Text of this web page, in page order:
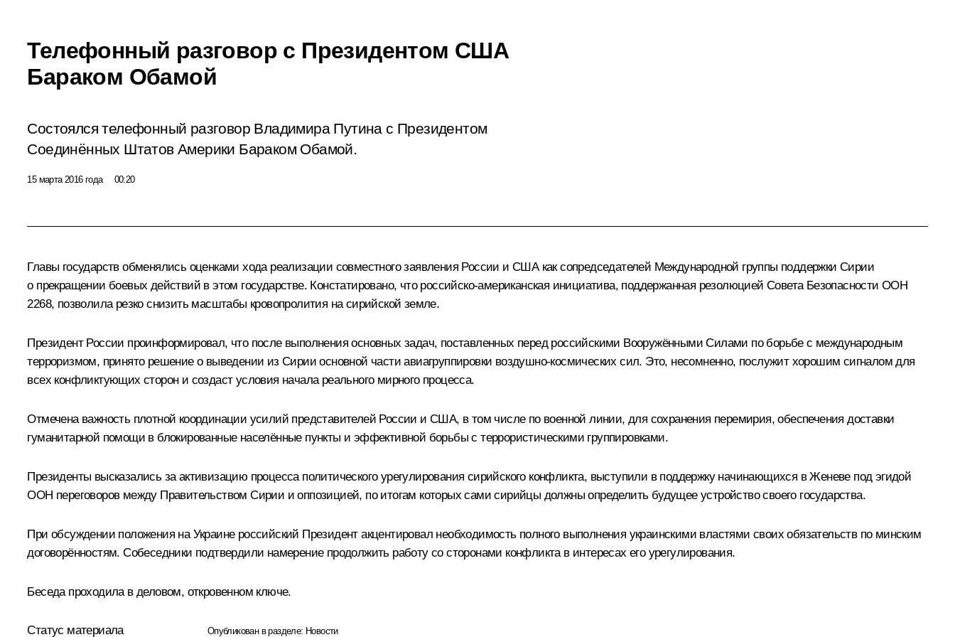
Телефонный разговор с Президентом США
Бараком Обамой
Состоялся телефонный разговор Владимира Путина с Президентом
Соединённых Штатов Америки Бараком Обамой.
15 марта 2016 года 00:20
Главы государств обменялись оценками хода реализации совместногозаявления России и США как сопредседателей Международной группы поддержки Сирии
о прекращении боевых действий в этом государстве. Констатировано, что российско-американская инициатива, поддержанная резолюцией Совета Безопасности ООН
2268, позволила резко снизить масштабы кровопролития на сирийской земле.
Президент России проинформировал, что после выполнения основных задач, поставленных перед российскими Вооружёнными Силами по борьбе с международным
терроризмом, принято решениео выведении из Сирии основной части авиагруппировки воздушно-космических сил. Это, несомненно, послужит хорошим сигналом для
всех конфликтующих сторон и создаст условия начала реального мирного процесса.
Отмечена важность плотной координации усилий представителей России и США, в том числе по военной линии, для сохранения перемирия, обеспечения доставки
гуманитарной помощи в блокированные населённые пункты и эффективной борьбы с террористическими группировками.
Президенты высказались за активизацию процесса политического урегулирования сирийского конфликта, выступили в поддержку начинающихся в Женеве под эгидой
ООН переговоров между Правительством Сирии и оппозицией, по итогам которых сами сирийцы должны определить будущее устройство своего государства.
При обсуждении положения на Украине российский Президент акцентировал необходимость полного выполнения украинскими властями своих обязательств по минским
договорённостям. Собеседники подтвердили намерение продолжить работу со сторонами конфликта в интересах его урегулирования.
Беседа проходила в деловом, откровенном ключе.
Статус материала Опубликован в разделе: Новости